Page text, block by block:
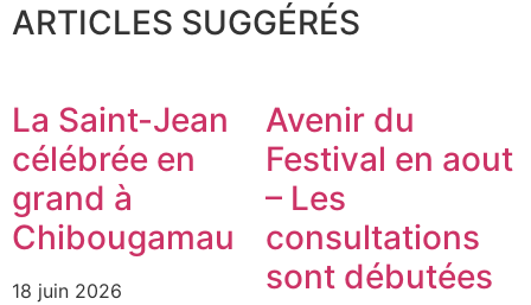
ARTICLES SUGGÉRÉS
La Saint-Jean
célébrée en
grand à
Chibougamau
18 juin 2026
Avenir du
Festival en aout
– Les
consultations
sont débutées